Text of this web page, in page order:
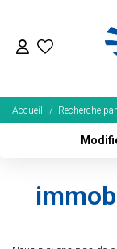
Accueil Recherche
Surface min
Plus de